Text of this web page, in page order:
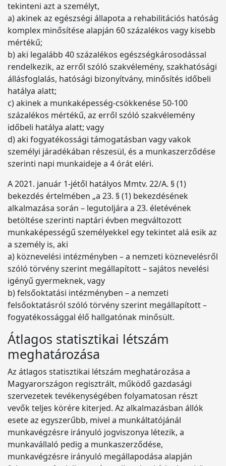
tekinteni azt a személyt,
a) akinek az egészségi állapota a rehabilitációs hatóság
komplex minősítése alapján 60 százalékos vagy kisebb
mértékű;
b) aki legalább 40 százalékos egészségkárosodással
rendelkezik, az erről szóló szakvélemény, szakhatósági
állásfoglalás, hatósági bizonyítvány, minősítés időbeli
hatálya alatt;
c) akinek a munkaképesség-csökkenése 50-100
százalékos mértékű, az erről szóló szakvélemény
időbeli hatálya alatt; vagy
d) aki fogyatékossági támogatásban vagy vakok
személyi járadékában részesül, és a munkaszerződése
szerinti napi munkaideje a 4 órát eléri.
A 2021. január 1-jétől hatályos Mmtv. 22/A. § (1)
bekezdés értelmében „a 23. § (1) bekezdésének
alkalmazása során – legutoljára a 23. életévének
betöltése szerinti naptári évben megváltozott
munkaképességű személyekkel egy tekintet alá esik az
a személy is, aki
a) köznevelési intézményben – a nemzeti köznevelésről
szóló törvény szerint megállapított – sajátos nevelési
igényű gyermeknek, vagy
b) felsőoktatási intézményben – a nemzeti
felsőoktatásról szóló törvény szerint megállapított –
fogyatékossággal élő hallgatónak minősült.
Átlagos statisztikai létszám
meghatározása
Az átlagos statisztikai létszám meghatározása a
Magyarországon regisztrált, működő gazdasági
szervezetek tevékenységében folyamatosan részt
vevők teljes körére kiterjed. Az alkalmazásban állók
esete az egyszerűbb, mivel a munkáltatójánál
munkavégzésre irányuló jogviszonya létezik, a
munkavállaló pedig a munkaszerződése,
munkavégzésre irányuló megállapodása alapján